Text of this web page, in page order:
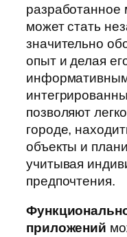
может стать
значительно
опыт и делая
позволяют
городе,
объекты и
учитывая
предпочтения.
приложений